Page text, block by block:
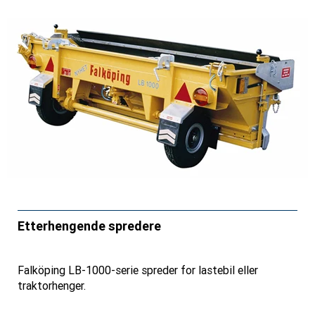
Etterhengende spredere
Falköping LB-1000-serie spreder for lastebil eller
traktorhenger.